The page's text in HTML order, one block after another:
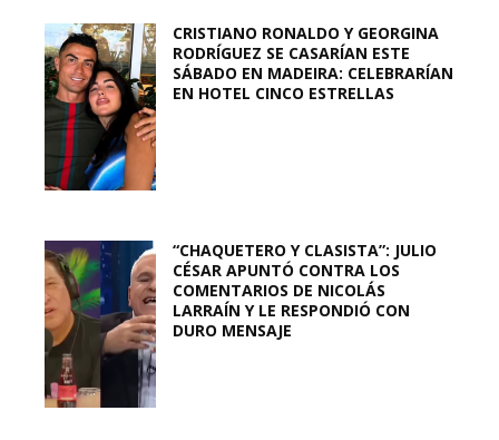
CRISTIANO RONALDO Y GEORGINA
RODRÍGUEZ SE CASARÍAN ESTE
SÁBADO EN MADEIRA: CELEBRARÍAN
EN HOTEL CINCO ESTRELLAS
“CHAQUETERO Y CLASISTA”: JULIO
CÉSAR APUNTÓ CONTRA LOS
COMENTARIOS DE NICOLÁS
LARRAÍN Y LE RESPONDIÓ CON
DURO MENSAJE